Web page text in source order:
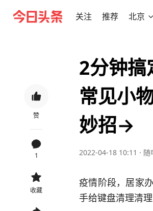
关注 推荐 北京
赞
1
收藏
2分钟搞
常见小
妙招→
2022-04-18 10:11 · 随
疫情阶段，居家
手给键盘清理清理